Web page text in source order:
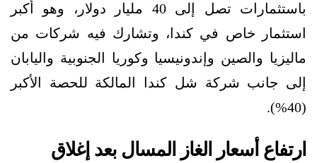
باستثمارات تصل إلى 40 مليار دولار، وهو أكبر
استثمار خاص في كندا، وتشارك فيه شركات من
ماليزيا والصين وإندونيسيا وكوريا الجنوبية واليابان
إلى جانب شركة شل كندا المالكة للحصة الأكبر
(40%).
ارتفاع أسعار الغاز المسال بعد إغلاق